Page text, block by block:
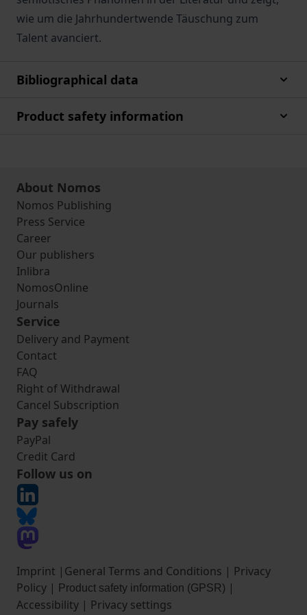
wie um die Jahrhundertwende Täuschung zum
Talent avanciert.
Bibliographical data
Product safety information
About Nomos
Nomos Publishing
Press Service
Career
Our publishers
Inlibra
NomosOnline
Journals
Service
Delivery and Payment
Contact
FAQ
Right of Withdrawal
Cancel Subscription
Pay safely
PayPal
Credit Card
Follow us on
Imprint | General Terms and Conditions | Privacy
Policy | Product safety information (GPSR) |
Accessibility | Privacy settings